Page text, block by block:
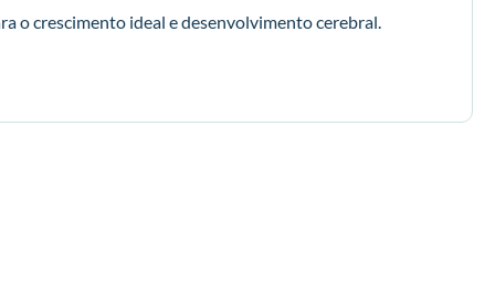
o crescimento ideal e desenvolvimento cerebral.